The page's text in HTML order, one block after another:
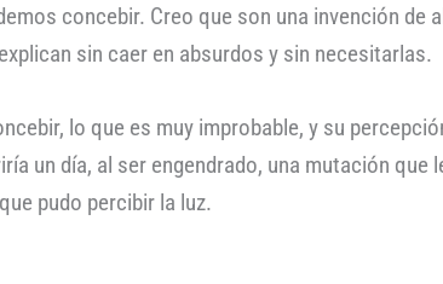
concebir. Creo que son una invención de
sin caer en absurdos y sin necesitarlas.
lo que es muy improbable, y su
un día, al ser engendrado, una mutación
pudo percibir la luz.